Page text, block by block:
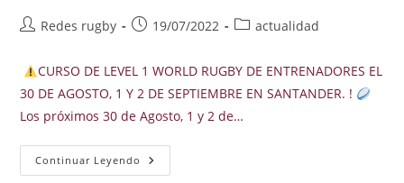
Autor
la
entrada:
Redes rugby
Publicación
la
19/07/2022
Categoría
la
actualidad
CURSO DE LEVEL 1 WORLD RUGBY DE ENTRENADORES EL
30 DE AGOSTO, 1 Y 2 DE SEPTIEMBRE EN SANTANDER. !
Los próximos 30 de Agosto, 1 y 2 de…
Continuar Leyendo CURSO
DE